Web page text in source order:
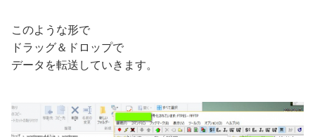
このような形で
ドラッグ＆ドロップで
データを転送していきます。